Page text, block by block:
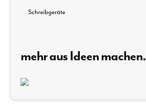
Schreibgeräte
mehr aus Ideen machen.